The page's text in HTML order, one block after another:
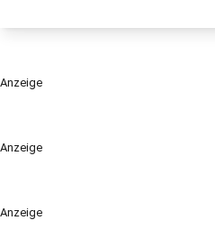
Anzeige
Anzeige
Anzeige